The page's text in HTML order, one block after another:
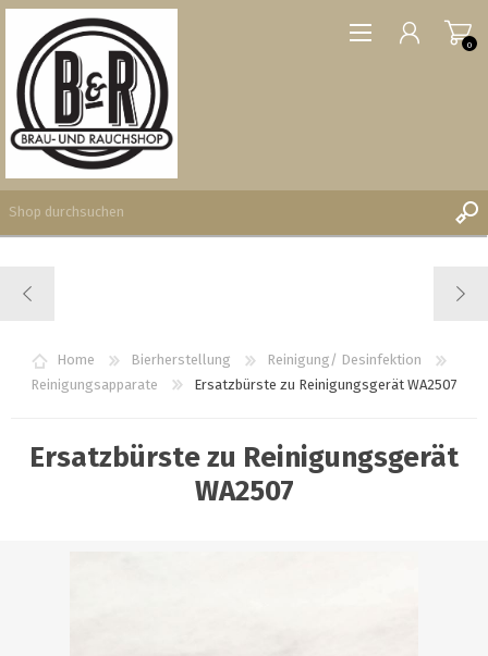
WUNSCHLISTE
0
Home Bierherstellung
Reinigung/ Desinfektion
Reinigungsapparate
Ersatzbürste zu Reinigungsgerät WA2507
Ersatzbürste zu Reinigungsgerät
WA2507